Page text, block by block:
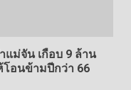
ม่จัน เกือบ 9 ล้าน
โอนข้ามปีกว่า 66